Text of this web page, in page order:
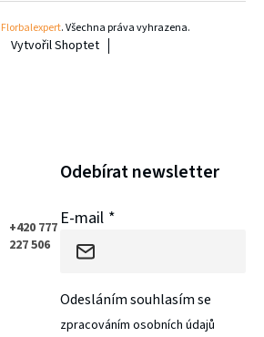
+420 777
227 506
Odebírat newsletter
E-mail
Odesláním souhlasím se
zpracováním osobních údajů
Vytvořil Shoptet
Florbalexpert. Všechna práva vyhrazena.